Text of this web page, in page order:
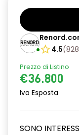
alzacristalli
alzacristalli
assistenza alla
attacco isofix
avviso cinture di
4.5(828
Prezzo di Listino
€36.800
Iva Esposta
SONO